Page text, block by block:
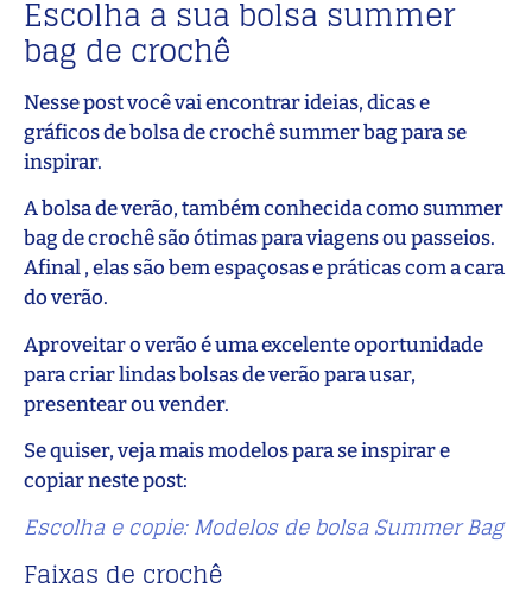
Escolha a sua bolsa summer
bag de crochê
Nesse post você vai encontrar ideias, dicas e
gráficos de bolsa de crochê summer bag para se
inspirar.
A bolsa de verão, também conhecida como summer
bag de crochê são ótimas para viagens ou passeios.
Afinal , elas são bem espaçosas e práticas com a cara
do verão.
Aproveitar o verão é uma excelente oportunidade
para criar lindas bolsas de verão para usar,
presentear ou vender.
Se quiser, veja mais modelos para se inspirar e
copiar neste post:
Escolha e copie: Modelos de bolsa Summer Bag
Faixas de crochê